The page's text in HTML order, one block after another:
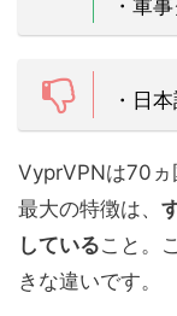
・軍
・日
VyprVPNは70ヵ
最大の特徴は、
していること。
きな違いです。